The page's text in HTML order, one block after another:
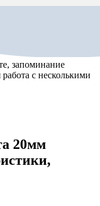
запоминание
с несколькими
20мм